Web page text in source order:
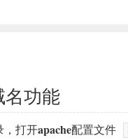
名功能
打开apache配置文件